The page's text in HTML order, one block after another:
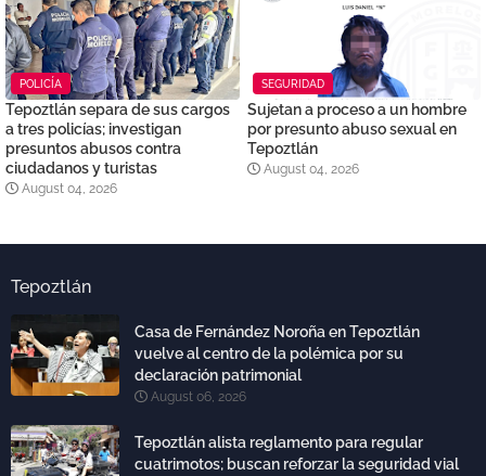
POLICÍA
Tepoztlán separa de sus cargos
a tres policías; investigan
presuntos abusos contra
ciudadanos y turistas
August 04, 2026
SEGURIDAD
Sujetan a proceso a un hombre
por presunto abuso sexual en
Tepoztlán
August 04, 2026
Tepoztlán
Casa de Fernández Noroña en Tepoztlán
vuelve al centro de la polémica por su
declaración patrimonial
August 06, 2026
Tepoztlán alista reglamento para regular
cuatrimotos; buscan reforzar la seguridad vial